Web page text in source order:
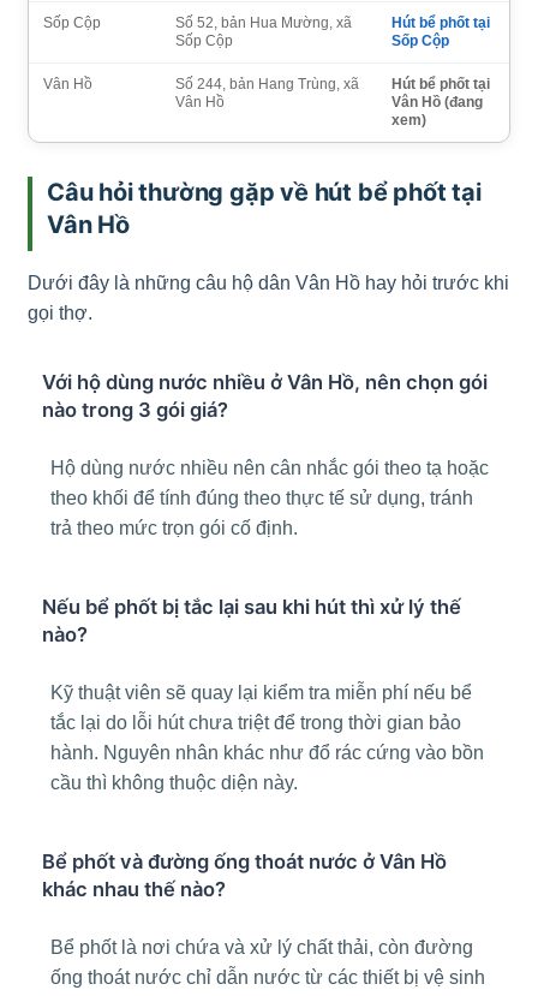
Sốp Cộp
Số 52, bản Hua Mường, xã
Sốp Cộp
Hút bể phốt tại
Sốp Cộp
Vân Hồ
Số 244, bản Hang Trùng, xã
Vân Hồ
Hút bể phốt tại
Vân Hồ (đang
xem)
Câu hỏi thường gặp về hút bể phốt tại
Vân Hồ
Dưới đây là những câu hộ dân Vân Hồ hay hỏi trước khi
gọi thợ.
Với hộ dùng nước nhiều ở Vân Hồ, nên chọn gói
nào trong 3 gói giá?
Hộ dùng nước nhiều nên cân nhắc gói theo tạ hoặc
theo khối để tính đúng theo thực tế sử dụng, tránh
trả theo mức trọn gói cố định.
Nếu bể phốt bị tắc lại sau khi hút thì xử lý thế
nào?
Kỹ thuật viên sẽ quay lại kiểm tra miễn phí nếu bể
tắc lại do lỗi hút chưa triệt để trong thời gian bảo
hành. Nguyên nhân khác như đổ rác cứng vào bồn
cầu thì không thuộc diện này.
Bể phốt và đường ống thoát nước ở Vân Hồ
khác nhau thế nào?
Bể phốt là nơi chứa và xử lý chất thải, còn đường
ống thoát nước chỉ dẫn nước từ các thiết bị vệ sinh